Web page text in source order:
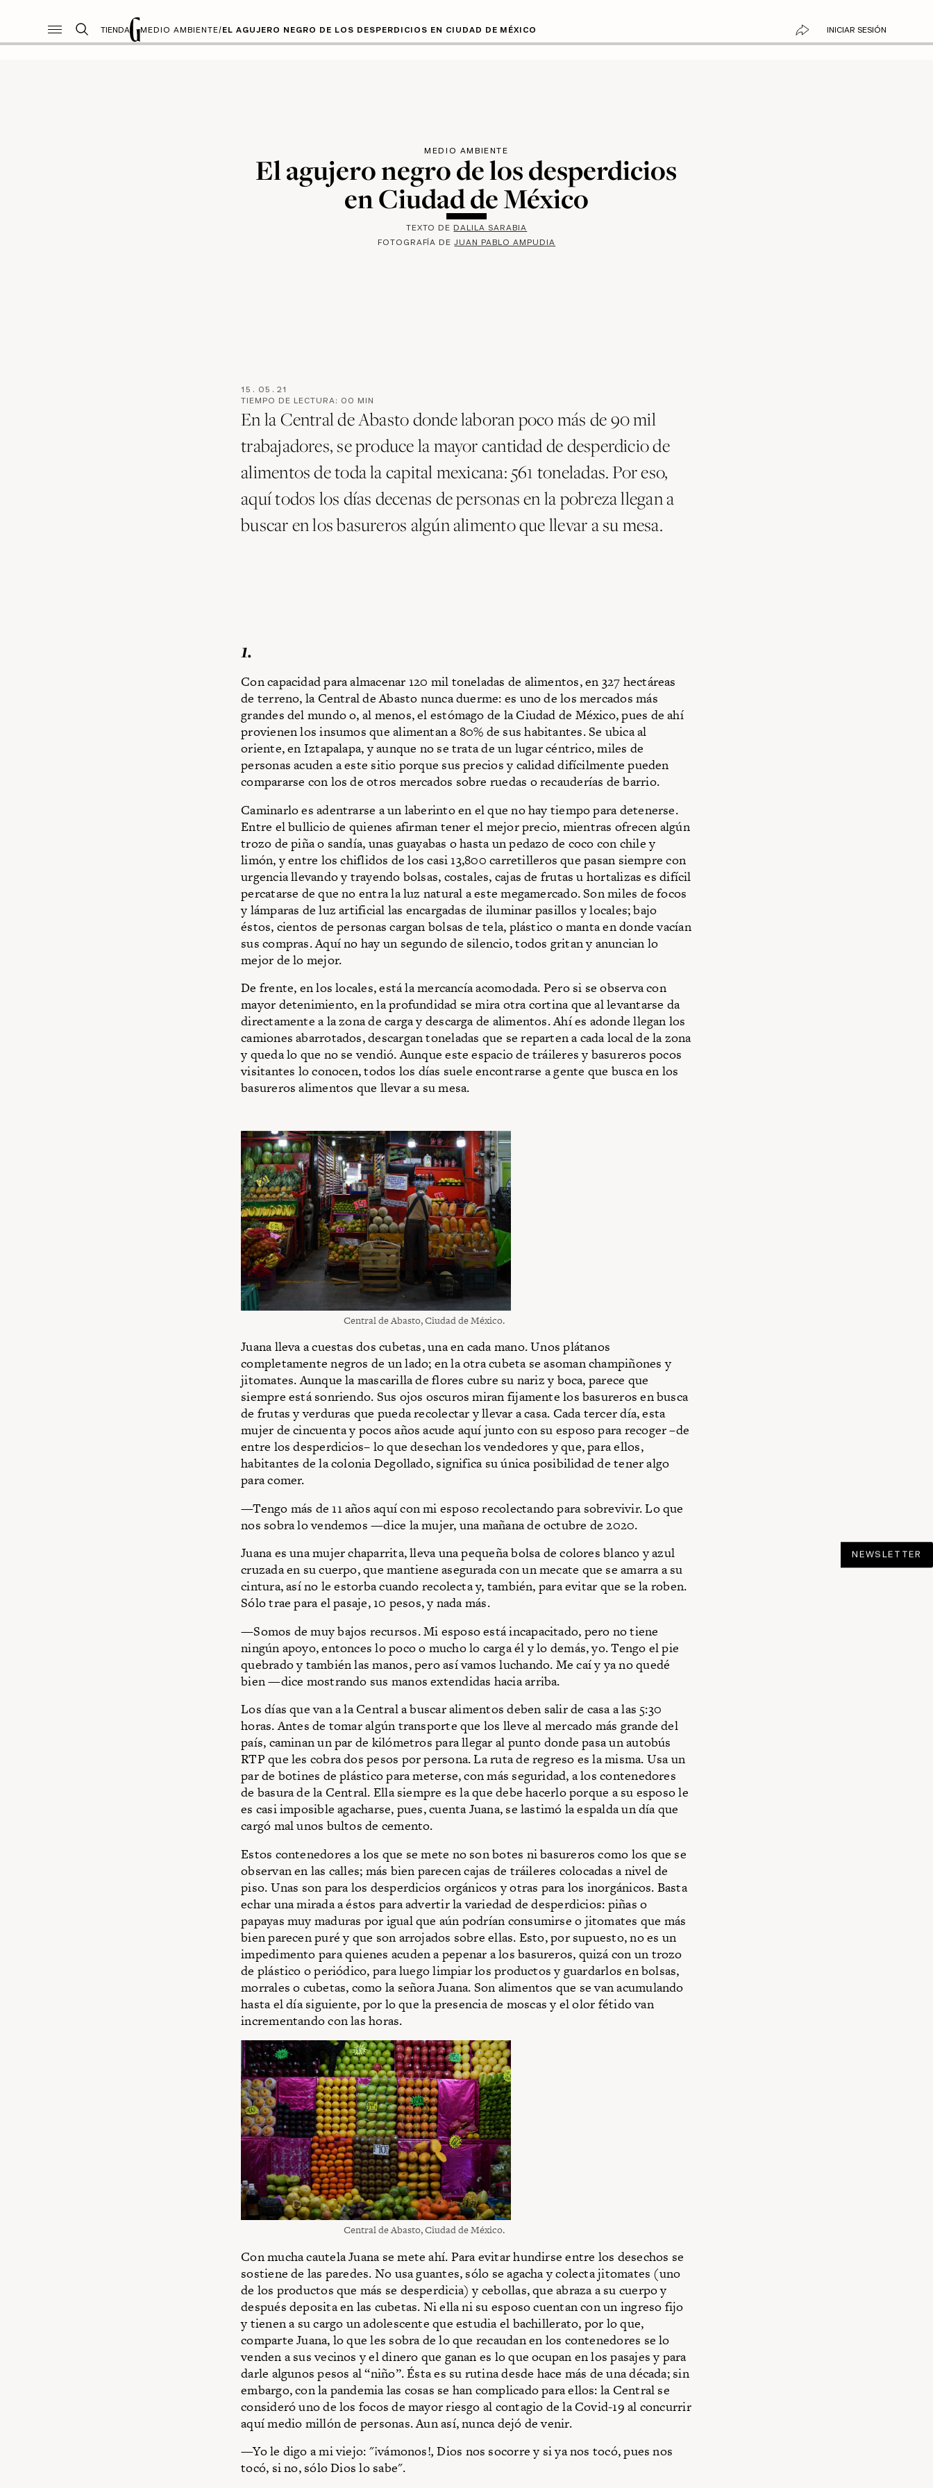
TIENDA MEDIO AMBIENTE/EL AGUJERO NEGRO DE LOS DESPERDICIOS EN CIUDAD DE MÉXICO INICIAR SESIÓN
MEDIO AMBIENTE
El agujero negro de los desperdicios
en Ciudad de México
TEXTO DE DALILA SARABIA
FOTOGRAFÍA DEJUAN PABLO AMPUDIA
15 . 05 . 21
TIEMPO DE LECTURA: 00 MIN
En la Central de Abasto donde laboran poco más de 90 mil
trabajadores, se produce la mayor cantidad de desperdicio de
alimentos de toda la capital mexicana: 561 toneladas. Por eso,
aquí todos los días decenas de personas en la pobreza llegan a
buscar en los basureros algún alimento que llevar a su mesa.
1.
Con capacidad para almacenar 120 mil toneladas de alimentos, en 327 hectáreas
de terreno, la Central de Abasto nunca duerme: es uno de los mercados más
grandes del mundo o, al menos, el estómago de la Ciudad de México, pues de ahí
provienen los insumos que alimentan a 80% de sus habitantes. Se ubica al
oriente, en Iztapalapa, y aunque no se trata de un lugar céntrico, miles de
personas acuden a este sitio porque sus precios y calidad difícilmente pueden
compararse con los de otros mercados sobre ruedas o recauderías de barrio.
Caminarlo es adentrarse a un laberinto en el que no hay tiempo para detenerse.
Entre el bullicio de quienes afirman tener el mejor precio, mientras ofrecen algún
trozo de piña o sandía, unas guayabas o hasta un pedazo de coco con chile y
limón, y entre los chiflidos de los casi 13,800 carretilleros que pasan siempre con
urgencia llevando y trayendo bolsas, costales, cajas de frutas u hortalizas es difícil
percatarse de que no entra la luz natural a este megamercado. Son miles de focos
y lámparas de luz artificial las encargadas de iluminar pasillos y locales; bajo
éstos, cientos de personas cargan bolsas de tela, plástico o manta en donde vacían
sus compras. Aquí no hay un segundo de silencio, todos gritan y anuncian lo
mejor de lo mejor.
De frente, en los locales, está la mercancía acomodada. Pero si se observa con
mayor detenimiento, en la profundidad se mira otra cortina que al levantarse da
directamente a la zona de carga y descarga de alimentos. Ahí es adonde llegan los
camiones abarrotados, descargan toneladas que se reparten a cada local de la zona
y queda lo que no se vendió. Aunque este espacio de tráileres y basureros pocos
visitantes lo conocen, todos los días suele encontrarse a gente que busca en los
basureros alimentos que llevar a su mesa.
Central de Abasto, Ciudad de México.
Juana lleva a cuestas dos cubetas, una en cada mano. Unos plátanos
completamente negros de un lado; en la otra cubeta se asoman champiñones y
jitomates. Aunque la mascarilla de flores cubre su nariz y boca, parece que
siempre está sonriendo. Sus ojos oscuros miran fijamente los basureros en busca
de frutas y verduras que pueda recolectar y llevar a casa. Cada tercer día, esta
mujer de cincuenta y pocos años acude aquí junto con su esposo para recoger –de
entre los desperdicios– lo que desechan los vendedores y que, para ellos,
habitantes de la colonia Degollado, significa su única posibilidad de tener algo
para comer.
—Tengo más de 11 años aquí con mi esposo recolectando para sobrevivir. Lo que
nos sobra lo vendemos —dice la mujer, una mañana de octubre de 2020.
Juana es una mujer chaparrita, lleva una pequeña bolsa de colores blanco y azul
cruzada en su cuerpo, que mantiene asegurada con un mecate que se amarra a su
cintura, así no le estorba cuando recolecta y, también, para evitar que se la roben.
Sólo trae para el pasaje, 10 pesos, y nada más.
—Somos de muy bajos recursos. Mi esposo está incapacitado, pero no tiene
ningún apoyo, entonces lo poco o mucho lo carga él y lo demás, yo. Tengo el pie
quebrado y también las manos, pero así vamos luchando. Me caí y ya no quedé
bien —dice mostrando sus manos extendidas hacia arriba.
Los días que van a la Central a buscar alimentos deben salir de casa a las 5:30
horas. Antes de tomar algún transporte que los lleve al mercado más grande del
país, caminan un par de kilómetros para llegar al punto donde pasa un autobús
RTP que les cobra dos pesos por persona. La ruta de regreso es la misma. Usa un
par de botines de plástico para meterse, con más seguridad, a los contenedores
de basura de la Central. Ella siempre es la que debe hacerlo porque a su esposo le
es casi imposible agacharse, pues, cuenta Juana, se lastimó la espalda un día que
cargó mal unos bultos de cemento.
Estos contenedores a los que se mete no son botes ni basureros como los que se
observan en las calles; más bien parecen cajas de tráileres colocadas a nivel de
piso. Unas son para los desperdicios orgánicos y otras para los inorgánicos. Basta
echar una mirada a éstos para advertir la variedad de desperdicios: piñas o
papayas muy maduras por igual que aún podrían consumirse o jitomates que más
bien parecen puré y que son arrojados sobre ellas. Esto, por supuesto, no es un
impedimento para quienes acuden a pepenar a los basureros, quizá con un trozo
de plástico o periódico, para luego limpiar los productos y guardarlos en bolsas,
morrales o cubetas, como la señora Juana. Son alimentos que se van acumulando
hasta el día siguiente, por lo que la presencia de moscas y el olor fétido van
incrementando con las horas.
Central de Abasto, Ciudad de México.
Con mucha cautela Juana se mete ahí. Para evitar hundirse entre los desechos se
sostiene de las paredes. No usa guantes, sólo se agacha y colecta jitomates (uno
de los productos que más se desperdicia) y cebollas, que abraza a su cuerpo y
después deposita en las cubetas. Ni ella ni su esposo cuentan con un ingreso fijo
y tienen a su cargo un adolescente que estudia el bachillerato, por lo que,
comparte Juana, lo que les sobra de lo que recaudan en los contenedores se lo
venden a sus vecinos y el dinero que ganan es lo que ocupan en los pasajes y para
darle algunos pesos al “niño”. Ésta es su rutina desde hace más de una década; sin
embargo, con la pandemia las cosas se han complicado para ellos: la Central se
consideró uno de los focos de mayor riesgo al contagio de la Covid-19 al concurrir
aquí medio millón de personas. Aun así, nunca dejó de venir.
—Yo le digo a mi viejo: "¡vámonos!, Dios nos socorre y si ya nos tocó, pues nos
tocó, si no, sólo Dios lo sabe".
NEWSLETTER